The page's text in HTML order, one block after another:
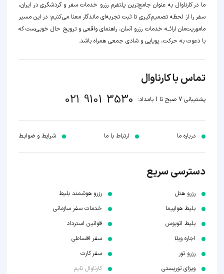
ما در کارناوال به عنوان جامع‌ترین پلتفرم رزرو خدمات سفر و گردشگری در ایران،
سفر را از لحظه‌ تصمیم‌گیری تا ثبت تجربه‌ای ماندگار معنا می‌کنیم؛ در این مسیر‍
ماموریت‌مان اراﺋــﻪ خدمات رزرو آسان، راهنمای واقعی و ترویج حال خوبی‌ست که
با دعوت به حرکت، پویایی و شادی جمعی همراه باشد.
تماس با کارناوال
پشتیبانی 7 صبح تا 1 بامداد: 021 9101 3530
درباره ما ارتباط با ما شرایط و ضوابـط
دسترسی سریع
رزرو هتل
بلیط هواپیما
بلیط اتوبوس
اجاره ویلا
رزرو تور
ویزای توریستی
رزرو هوشمند بلیط
خدمات سفر سازمانی
قوانین استرداد
سفر اقساطی
سفر کارت
کارناوال تایم